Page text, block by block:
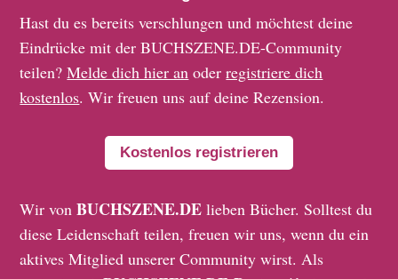
Hast du es bereits verschlungen und möchtest deine
Eindrücke mit der BUCHSZENE.DE-Community
teilen?Melde dich hier an oderregistriere dich
kostenlos. Wir freuen uns auf deine Rezension.
Kostenlos registrieren
Wir vonBUCHSZENE.DE lieben Bücher. Solltest du
diese Leidenschaft teilen, freuen wir uns, wenn du ein
aktives Mitglied unserer Community wirst. Als